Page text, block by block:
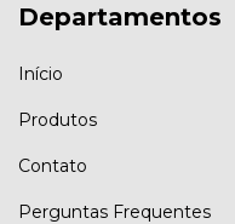
Departamentos
Início
Produtos
Contato
Perguntas Frequentes